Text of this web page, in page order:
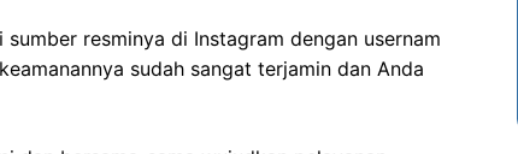
resminya di Instagram dengan usernam
sudah sangat terjamin dan Anda